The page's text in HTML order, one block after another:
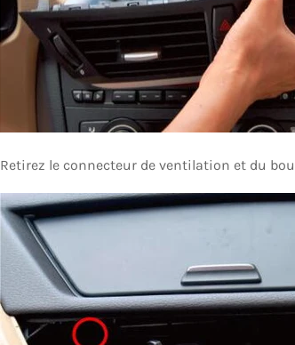
Retirez le connecteur de ventilation et du